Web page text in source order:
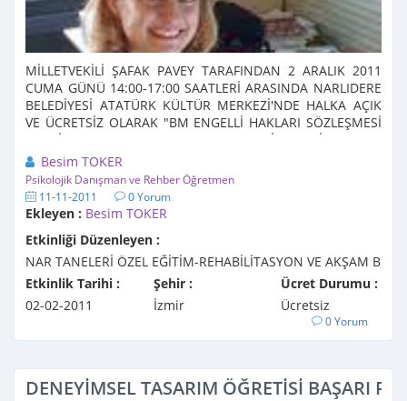
MİLLETVEKİLİ ŞAFAK PAVEY TARAFINDAN 2 ARALIK 2011
CUMA GÜNÜ 14:00-17:00 SAATLERİ ARASINDA NARLIDERE
BELEDİYESİ ATATÜRK KÜLTÜR MERKEZİ'NDE HALKA AÇIK
VE ÜCRETSİZ OLARAK "BM ENGELLİ HAKLARI SÖZLEŞMESİ
VE EŞİT YAŞAM HAKKI" KONFERANSI VERİLECEKTİR. ...
Besim TOKER
Psikolojik Danışman ve Rehber Öğretmen
11-11-2011 0 Yorum
Ekleyen : Besim TOKER
Etkinliği Düzenleyen :
NAR TANELERİ ÖZEL EĞİTİM-REHABİLİTASYON VE AKŞAM B
Etkinlik Tarihi :
02-02-2011
Şehir :
İzmir
Ücret Durumu :
Ücretsiz
0 Yorum
DENEYİMSEL TASARIM ÖĞRETİSİ BAŞARI